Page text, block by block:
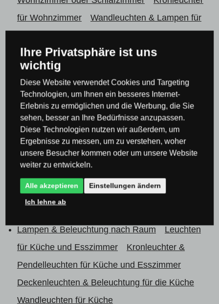
für Wohnzimmer
Wandleuchten & Lampen für
Lampen & Beleuchtung nach Raum
Wohnzimmer oder Schlafzimmer
für Wohnzimmer
Deckenleuchten für
Wohnzimmer
Lampen & Beleuchtung nach Raum
Leuchten
für Küche und Esszimmer
Lampen & Beleuchtung nach Raum
Leuchten
für Küche und Esszimmer
Kronleuchter &
Pendelleuchten für Küche und Esszimmer
Lampen & Beleuchtung nach Raum
Leuchten
für Küche und Esszimmer
Kronleuchter &
Pendelleuchten für Küche und Esszimmer
Deckenleuchten & Beleuchtung für die Küche
Wandleuchten für Küche
Ihre Privatsphäre ist uns
wichtig
Diese Website verwendet Cookies und Targeting
Technologien, um Ihnen ein besseres Internet-
Erlebnis zu ermöglichen und die Werbung, die Sie
sehen, besser an Ihre Bedürfnisse anzupassen.
Diese Technologien nutzen wir außerdem, um
Ergebnisse zu messen, um zu verstehen, woher
unsere Besucher kommen oder um unsere Website
weiter zu entwickeln.
Alle akzeptieren Einstellungen ändern
Ich lehne ab